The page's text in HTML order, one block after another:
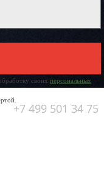
своих персональных
+7 499 501 34 75